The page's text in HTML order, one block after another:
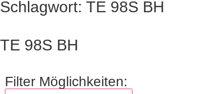
Schlagwort: TE 98S BH
TE 98S BH
Filter Möglichkeiten: